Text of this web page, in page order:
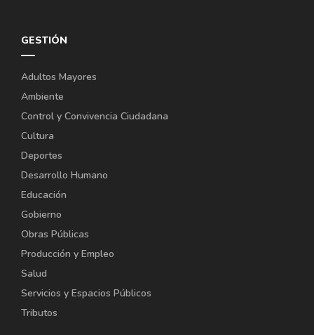
GESTIÓN
Adultos Mayores
Ambiente
Control y Convivencia Ciudadana
Cultura
Deportes
Desarrollo Humano
Educación
Gobierno
Obras Públicas
Producción y Empleo
Salud
Servicios y Espacios Públicos
Tributos